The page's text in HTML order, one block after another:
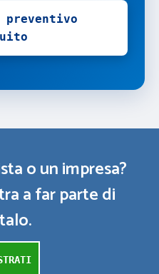
preventivo
o un impresa?
a far parte di